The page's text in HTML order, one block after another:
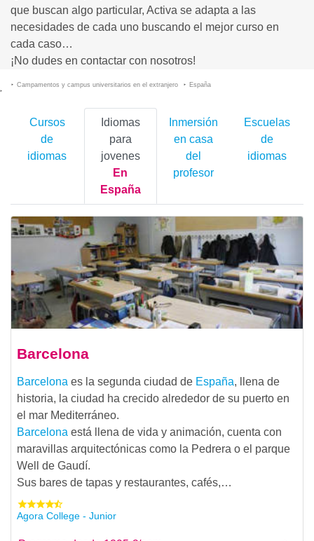
que buscan algo particular, Activa se adapta a las
necesidades de cada uno buscando el mejor curso en
cada caso…
¡No dudes en contactar con nosotros!
Campamentos y campus universitarios en el extranjero España
Cursos
de
idiomas
Idiomas
para
jovenes
En
España
Inmersión
en casa
del
profesor
Escuelas
de
idiomas
Barcelona
Barcelona es la segunda ciudad de España, llena de
historia, la ciudad ha crecido alrededor de su puerto en
el mar Mediterráneo.
Barcelona está llena de vida y animación, cuenta con
maravillas arquitectónicas como la Pedrera o el parque
Well de Gaudí.
Sus bares de tapas y restaurantes, cafés,…
Agora College - Junior